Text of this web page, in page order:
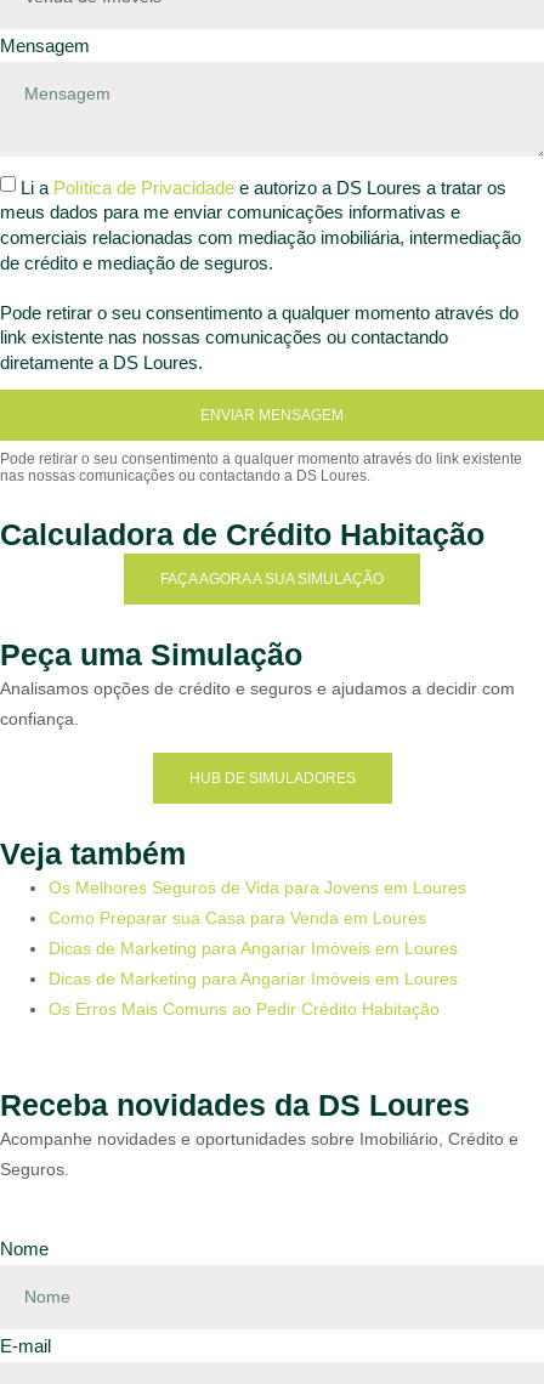
Mensagem
Li a Política de Privacidade e autorizo a DS Loures a tratar os
meus dados para me enviar comunicações informativas e
comerciais relacionadas com mediação imobiliária, intermediação
de crédito e mediação de seguros.
Pode retirar o seu consentimento a qualquer momento através do
link existente nas nossas comunicações ou contactando
diretamente a DS Loures.
ENVIAR MENSAGEM
Calculadora de Crédito Habitação
FAÇA AGORA A SUA SIMULAÇÃO
Peça uma Simulação
Analisamos opções de crédito e seguros e ajudamos a decidir com
confiança.
HUB DE SIMULADORES
Veja também
Os Melhores Seguros de Vida para Jovens em Loures
Como Preparar sua Casa para Venda em Loures
Dicas de Marketing para Angariar Imóveis em Loures
Dicas de Marketing para Angariar Imóveis em Loures
Os Erros Mais Comuns ao Pedir Crédito Habitação
Receba novidades da DS Loures
Acompanhe novidades e oportunidades sobre Imobiliário, Crédito e
Seguros.
Nome
E-mail